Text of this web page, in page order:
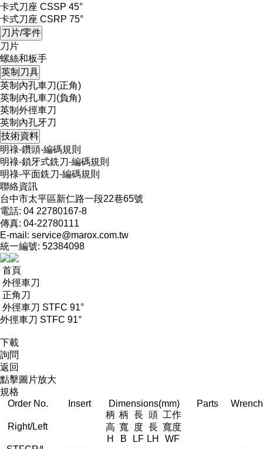
卡式刀座 CSSP 45°
卡式刀座 CSRP 75°
刀片/零件
刀片
螺絲和板手
英制刀具
英制內孔車刀(正角)
英制內孔車刀(負角)
英制外徑車刀
英制內孔牙刀
技術資料
明祿-鑽頭-編碼規則
明祿-鎖牙式銑刀-編碼規則
明祿-平面銑刀-編碼規則
聯絡資訊
台中市太平區新仁路一段22巷65號
電話: 04 22780167-8
傳真: 04-22780111
E-mail: service@marox.com.tw
統一編號: 52384098
首頁
外徑車刀
正角刀
外徑車刀 STFC 91°
外徑車刀 STFC 91°
下載
詢問
返回
點擊圖片放大
規格
Order No.
Insert Dimensions(mm) Parts Wrench
Right/Left
柄
高
柄
寬
長
度
頭
長
工作
寬度
H
B LF LH
WF